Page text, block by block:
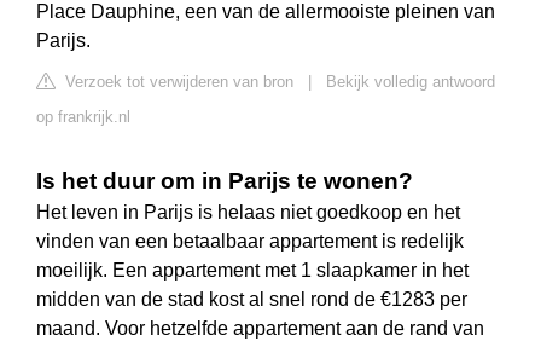
Place Dauphine, een van de allermooiste pleinen van
Parijs.
Verzoek tot verwijderen van bron
Bekijk volledig antwoord
op frankrijk.nl
Is het duur om in Parijs te wonen?
Het leven in Parijs is helaas niet goedkoop en het
vinden van een betaalbaar appartement is redelijk
moeilijk. Een appartement met 1 slaapkamer in het
midden van de stad kost al snel rond de €1283 per
maand. Voor hetzelfde appartement aan de rand van